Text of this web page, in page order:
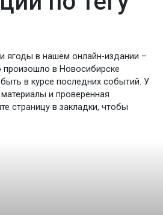
ягоды в нашем онлайн-издании –
произошло в Новосибирске
в курсе последних событий. У
и проверенная
страницу в закладки, чтобы